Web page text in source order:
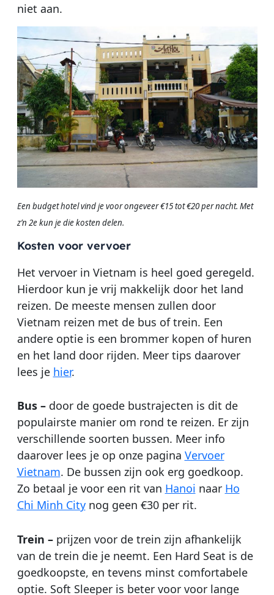
niet aan.
Een budget hotel vind je voor ongeveer €15 tot €20 per nacht. Met
z’n 2e kun je die kosten delen.
Kosten voor vervoer
Het vervoer in Vietnam is heel goed geregeld.
Hierdoor kun je vrij makkelijk door het land
reizen. De meeste mensen zullen door
Vietnam reizen met de bus of trein. Een
andere optie is een brommer kopen of huren
en het land door rijden. Meer tips daarover
lees je hier.
Bus –door de goede bustrajecten is dit de
populairste manier om rond te reizen. Er zijn
verschillende soorten bussen. Meer info
daarover lees je op onze pagina Vervoer
Vietnam. De bussen zijn ook erg goedkoop.
Zo betaal je voor een rit van Hanoi naar Ho
Chi Minh Citynog geen €30 per rit.
Trein – prijzen voor de trein zijn afhankelijk
van de trein die je neemt. Een Hard Seat is de
goedkoopste, en tevens minst comfortabele
optie. Soft Sleeper is beter voor voor lange